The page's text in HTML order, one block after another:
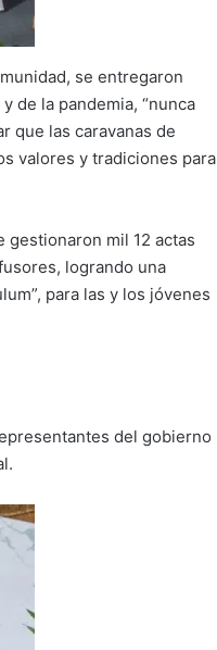
se entregaron
de la pandemia, “nunca
que las caravanas de
valores y tradiciones para
gestionaron mil 12 actas
logrando una
para las y los jóvenes
del gobierno